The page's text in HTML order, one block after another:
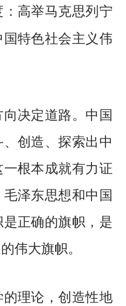
高举马克思列宁
特色社会主义伟
决定道路。中国
创造、探索出中
根本成就有力证
泽东思想和中国
正确的旗帜，是
伟大旗帜。
理论，创造性地